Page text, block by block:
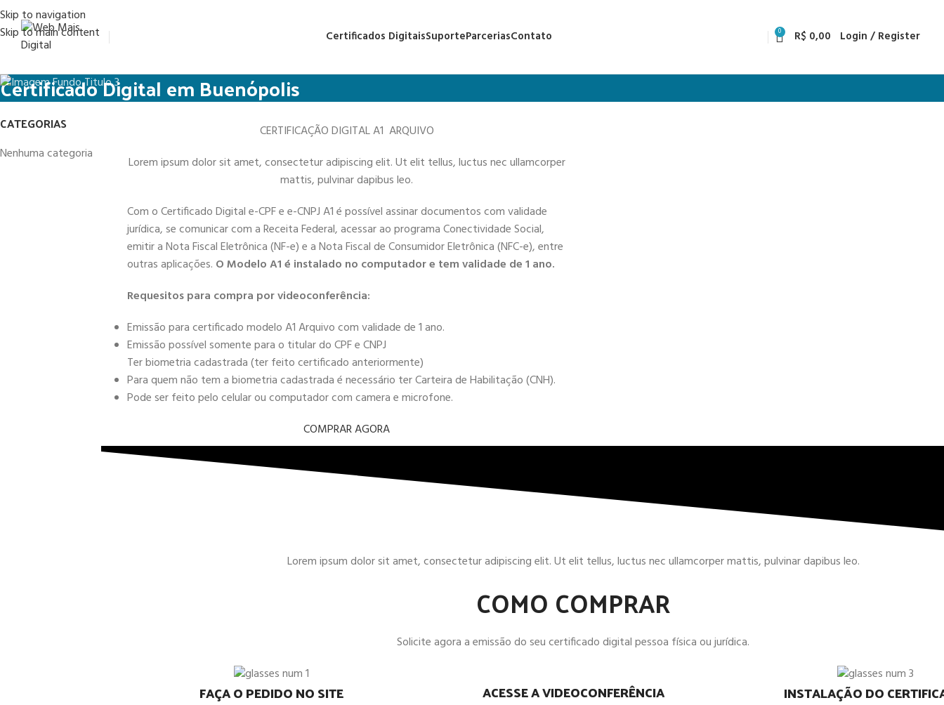
Skip to navigation
Skip to main content
Certificados DigitaisSuporteParceriasContato 0 R$ 0,00 Login / Register
Certificado Digital em Buenópolis
CATEGORIAS
Nenhuma categoria
CERTIFICAÇÃO DIGITAL A1 ARQUIVO
Lorem ipsum dolor sit amet, consectetur adipiscing elit. Ut elit tellus, luctus nec ullamcorper
mattis, pulvinar dapibus leo.
Com o Certificado Digital e-CPF e e-CNPJ A1 é possível assinar documentos com validade
jurídica, se comunicar com a Receita Federal, acessar ao programa Conectividade Social,
emitir a Nota Fiscal Eletrônica (NF-e) e a Nota Fiscal de Consumidor Eletrônica (NFC-e), entre
outras aplicações. O Modelo A1 é instalado no computador e tem validade de 1 ano.
Requesitos para compra por videoconferência:
Emissão para certificado modelo A1 Arquivo com validade de 1 ano.
Emissão possível somente para o titular do CPF e CNPJ
Ter biometria cadastrada (ter feito certificado anteriormente)
Para quem não tem a biometria cadastrada é necessário ter Carteira de Habilitação (CNH).
Pode ser feito pelo celular ou computador com camera e microfone.
COMPRAR AGORA
Lorem ipsum dolor sit amet, consectetur adipiscing elit. Ut elit tellus, luctus nec ullamcorper mattis, pulvinar dapibus leo.
COMO COMPRAR
Solicite agora a emissão do seu certificado digital pessoa física ou jurídica.
FAÇA O PEDIDO NO SITE ACESSE A VIDEOCONFERÊNCIA INSTALAÇÃO DO